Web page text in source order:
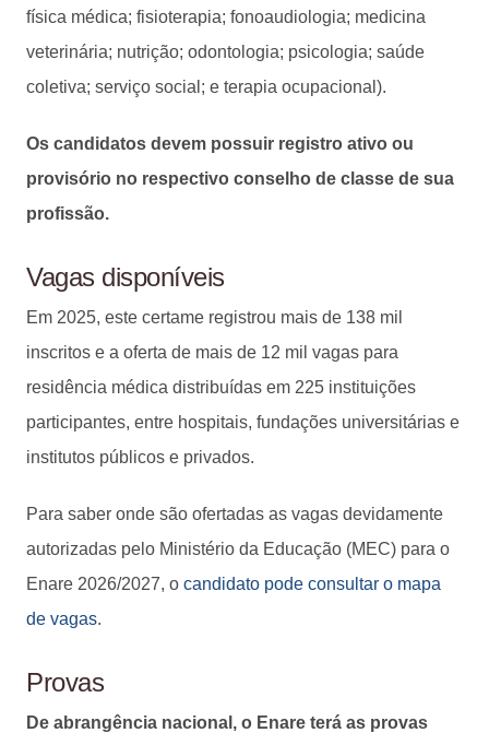
física médica; fisioterapia; fonoaudiologia; medicina
veterinária; nutrição; odontologia; psicologia; saúde
coletiva; serviço social; e terapia ocupacional).
Os candidatos devem possuir registro ativo ou
provisório no respectivo conselho de classe de sua
profissão.
Vagas disponíveis
Em 2025, este certame registrou mais de 138 mil
inscritos e a oferta de mais de 12 mil vagas para
residência médica distribuídas em 225 instituições
participantes, entre hospitais, fundações universitárias e
institutos públicos e privados.
Para saber onde são ofertadas as vagas devidamente
autorizadas pelo Ministério da Educação (MEC) para o
Enare 2026/2027, o candidato pode consultar o mapa
de vagas.
Provas
De abrangência nacional, o Enare terá as provas